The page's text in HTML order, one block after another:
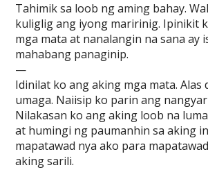
Tahimik sa loob ng aming bahay.
kuliglig ang iyong maririnig. Ipinikit
mga mata at nanalangin na sana ay
mahabang panaginip.
—
Idinilat ko ang aking mga mata. Alas
umaga. Naiisip ko parin ang
Nilakasan ko ang aking loob na
at humingi ng paumanhin sa aking
mapatawad nya ako para
aking sarili.